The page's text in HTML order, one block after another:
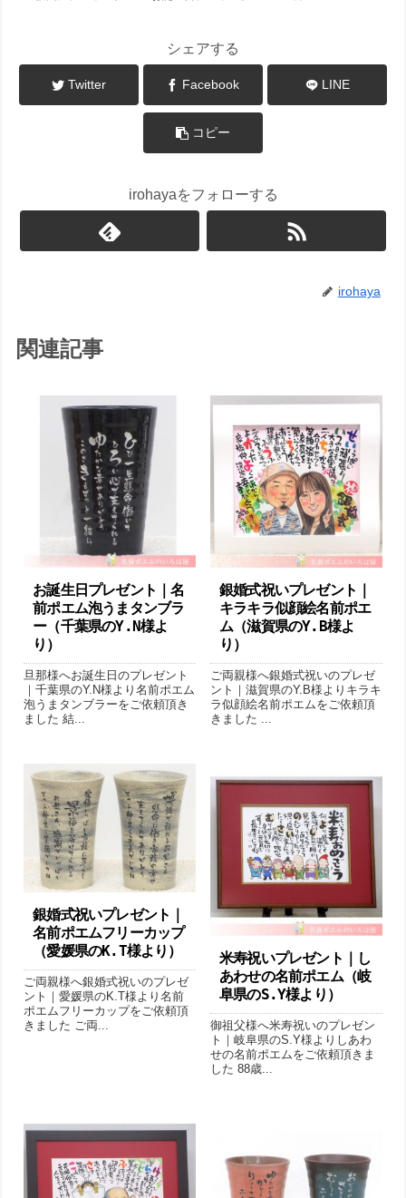
シェアする
Twitter Facebook LINE
コピー
irohayaをフォローする
irohaya
関連記事
お誕生日プレゼント｜名
前ポエム泡うまタンブラ
ー（千葉県のY.N様よ
り ）
旦那様へお誕生日のプレゼント
｜千葉県のY.N様より名前ポエム
泡うまタンブラーをご依頼頂き
ました 結...
銀婚式祝いプレゼント｜
キラキラ似顔絵名前ポエ
ム（滋賀県のY.B様よ
り ）
ご両親様へ銀婚式祝いのプレゼ
ント｜滋賀県のY.B様よりキラキ
ラ似顔絵名前ポエムをご依頼頂
きました ...
銀婚式祝いプレゼント｜
名前ポエムフリーカップ
（愛媛県のK.T様より ）
ご両親様へ銀婚式祝いのプレゼ
ント｜愛媛県のK.T様より名前
ポエムフリーカップをご依頼頂
きました ご両...
米寿祝いプレゼント｜し
あわせの名前ポエム（岐
阜県のS.Y様より ）
御祖父様へ米寿祝いのプレゼン
ト｜岐阜県のS.Y様よりしあわ
せの名前ポエムをご依頼頂きま
した 88歳...